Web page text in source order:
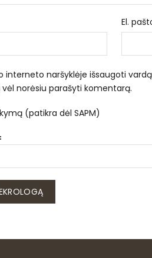
El.
interneto naršyklėje išsaugoti
norėsiu parašyti komentarą.
(patikra dėl SAPM)